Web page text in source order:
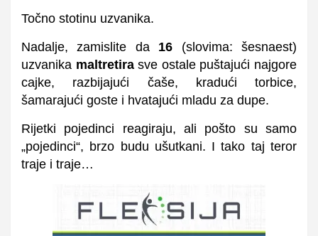
Točno stotinu uzvanika.
Nadalje, zamislite da 16 (slovima: šesnaest)
uzvanika maltretirasve ostale puštajući najgore
cajke, razbijajući čaše, kradući torbice,
šamarajući goste i hvatajući mladu za dupe.
Rijetki pojedinci reagiraju, ali pošto su samo
„pojedinci“, brzo budu ušutkani. I tako taj teror
traje i traje…